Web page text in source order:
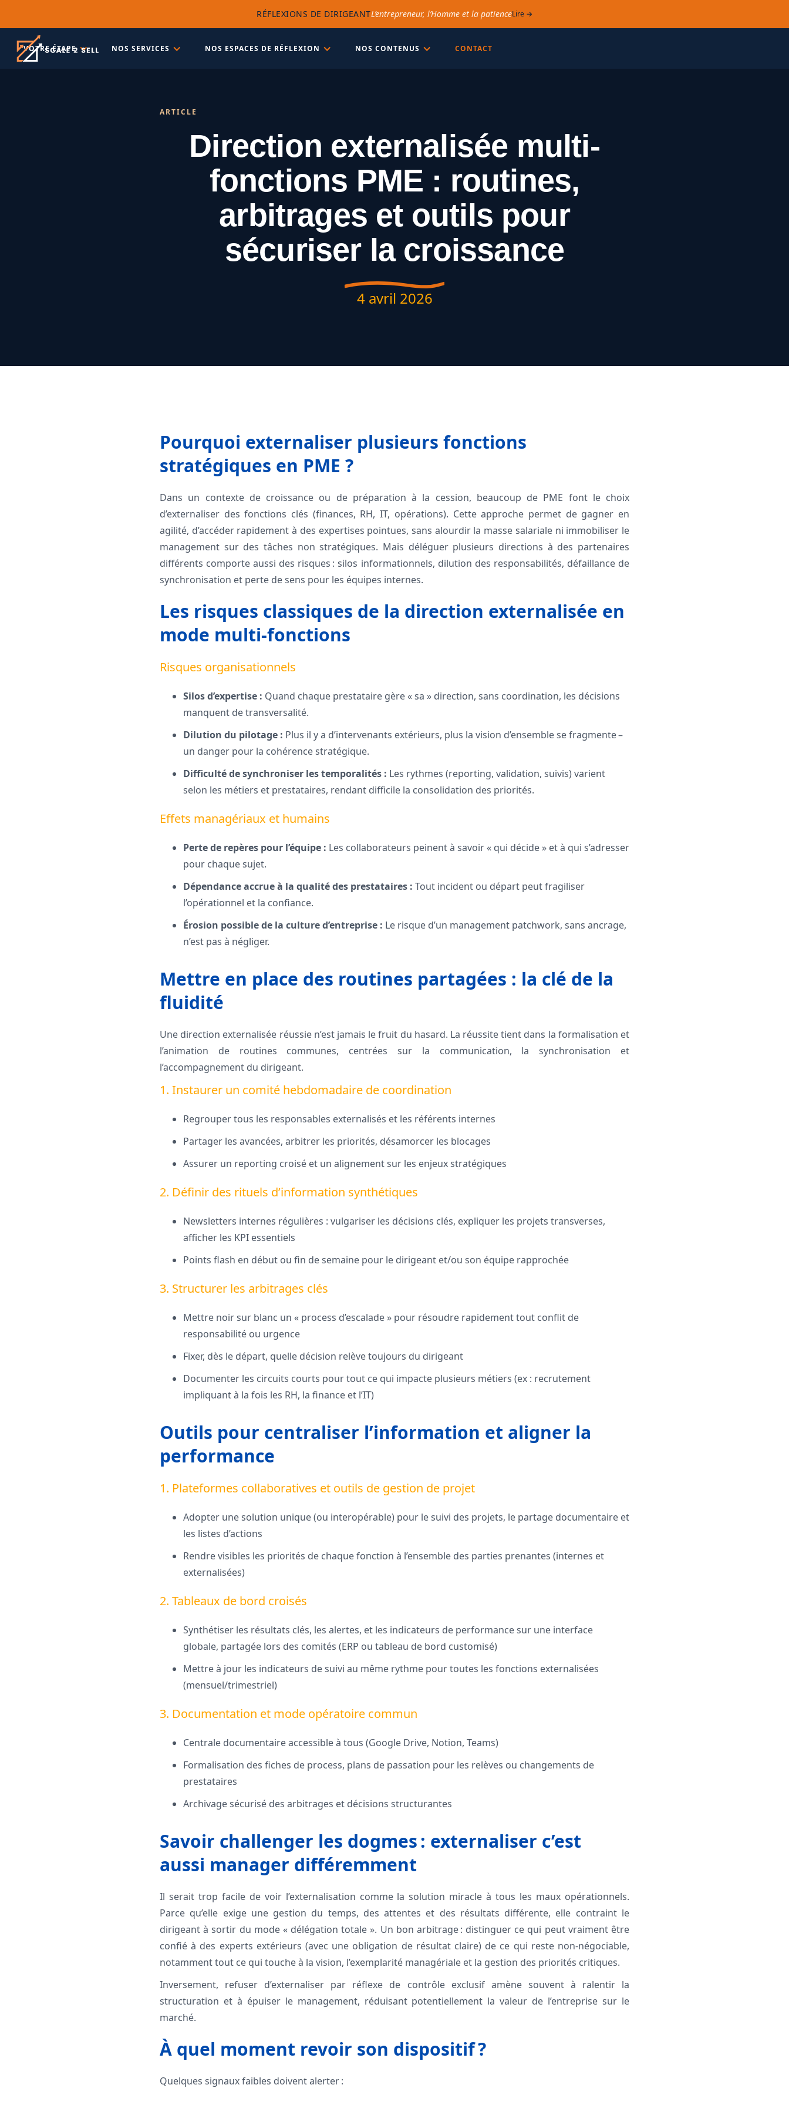
RÉFLEXIONS DE DIRIGEANTL’entrepreneur, l’Homme et la patienceLire →
VOTRE ÉTAPE NOS SERVICES NOS ESPACES DE RÉFLEXION NOS CONTENUS CONTACT
ARTICLE
Direction externalisée multi-
fonctions PME : routines,
arbitrages et outils pour
sécuriser la croissance
4 avril 2026
Pourquoi externaliser plusieurs fonctions
stratégiques en PME ?
Dans un contexte de croissance ou de préparation à la cession, beaucoup de PME font le choix
d’externaliser des fonctions clés (finances, RH, IT, opérations). Cette approche permet de gagner en
agilité, d’accéder rapidement à des expertises pointues, sans alourdir la masse salariale ni immobiliser le
management sur des tâches non stratégiques. Mais déléguer plusieurs directions à des partenaires
différents comporte aussi des risques : silos informationnels, dilution des responsabilités, défaillance de
synchronisation et perte de sens pour les équipes internes.
Les risques classiques de la direction externalisée en
mode multi-fonctions
Risques organisationnels
Silos d’expertise : Quand chaque prestataire gère « sa » direction, sans coordination, les décisions
manquent de transversalité.
Dilution du pilotage : Plus il y a d’intervenants extérieurs, plus la vision d’ensemble se fragmente –
un danger pour la cohérence stratégique.
Difficulté de synchroniser les temporalités : Les rythmes (reporting, validation, suivis) varient
selon les métiers et prestataires, rendant difficile la consolidation des priorités.
Effets managériaux et humains
Perte de repères pour l’équipe : Les collaborateurs peinent à savoir « qui décide » et à qui s’adresser
pour chaque sujet.
Dépendance accrue à la qualité des prestataires : Tout incident ou départ peut fragiliser
l’opérationnel et la confiance.
Érosion possible de la culture d’entreprise : Le risque d’un management patchwork, sans ancrage,
n’est pas à négliger.
Mettre en place des routines partagées : la clé de la
fluidité
Une direction externalisée réussie n’est jamais le fruit du hasard. La réussite tient dans la formalisation et
l’animation de routines communes, centrées sur la communication, la synchronisation et
l’accompagnement du dirigeant.
1. Instaurer un comité hebdomadaire de coordination
Regrouper tous les responsables externalisés et les référents internes
Partager les avancées, arbitrer les priorités, désamorcer les blocages
Assurer un reporting croisé et un alignement sur les enjeux stratégiques
2. Définir des rituels d’information synthétiques
Newsletters internes régulières : vulgariser les décisions clés, expliquer les projets transverses,
afficher les KPI essentiels
Points flash en début ou fin de semaine pour le dirigeant et/ou son équipe rapprochée
3. Structurer les arbitrages clés
Mettre noir sur blanc un « process d’escalade » pour résoudre rapidement tout conflit de
responsabilité ou urgence
Fixer, dès le départ, quelle décision relève toujours du dirigeant
Documenter les circuits courts pour tout ce qui impacte plusieurs métiers (ex : recrutement
impliquant à la fois les RH, la finance et l’IT)
Outils pour centraliser l’information et aligner la
performance
1. Plateformes collaboratives et outils de gestion de projet
Adopter une solution unique (ou interopérable) pour le suivi des projets, le partage documentaire et
les listes d’actions
Rendre visibles les priorités de chaque fonction à l’ensemble des parties prenantes (internes et
externalisées)
2. Tableaux de bord croisés
Synthétiser les résultats clés, les alertes, et les indicateurs de performance sur une interface
globale, partagée lors des comités (ERP ou tableau de bord customisé)
Mettre à jour les indicateurs de suivi au même rythme pour toutes les fonctions externalisées
(mensuel/trimestriel)
3. Documentation et mode opératoire commun
Centrale documentaire accessible à tous (Google Drive, Notion, Teams)
Formalisation des fiches de process, plans de passation pour les relèves ou changements de
prestataires
Archivage sécurisé des arbitrages et décisions structurantes
Savoir challenger les dogmes : externaliser c’est
aussi manager différemment
Il serait trop facile de voir l’externalisation comme la solution miracle à tous les maux opérationnels.
Parce qu’elle exige une gestion du temps, des attentes et des résultats différente, elle contraint le
dirigeant à sortir du mode « délégation totale ». Un bon arbitrage : distinguer ce qui peut vraiment être
confié à des experts extérieurs (avec une obligation de résultat claire) de ce qui reste non-négociable,
notamment tout ce qui touche à la vision, l’exemplarité managériale et la gestion des priorités critiques.
Inversement, refuser d’externaliser par réflexe de contrôle exclusif amène souvent à ralentir la
structuration et à épuiser le management, réduisant potentiellement la valeur de l’entreprise sur le
marché.
À quel moment revoir son dispositif ?
Quelques signaux faibles doivent alerter :